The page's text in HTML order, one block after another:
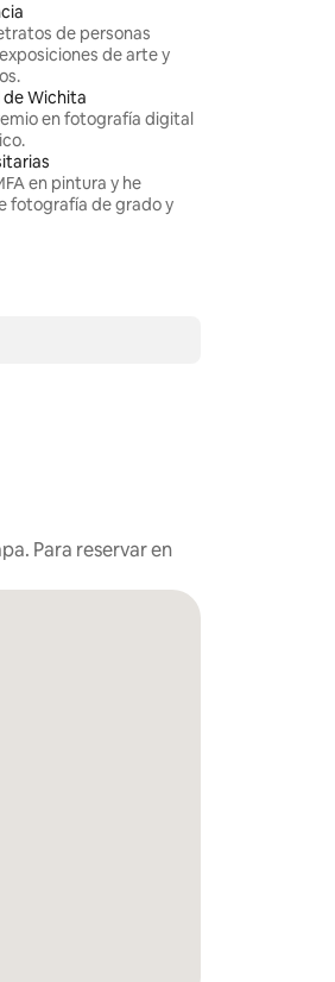
de personas
de arte y
Wichita
en fotografía digital
en pintura y he
fotografía de grado y
Para reservar en